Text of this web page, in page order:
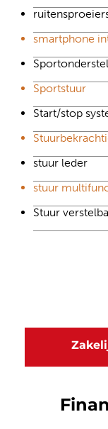
smartphone
Sportonderstel
Sportstuur
Start/stop
stuur leder
stuur
Stuur